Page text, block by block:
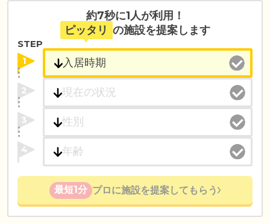
約7秒に1人が利用！
ピッタリ の施設を提案します
STEP
1
2
3
4
最短1分 プロに施設を提案してもらう